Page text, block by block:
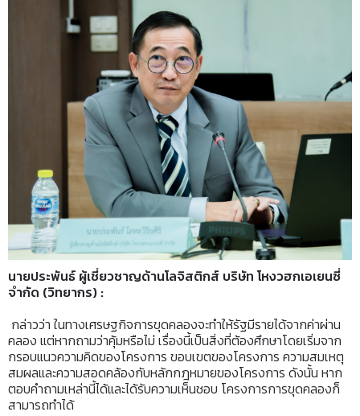
นายประพันธ์ ผู้เชี่ยวชาญด้านโลจิสติกส์ บริษัท โหงวฮกเอเยนซี่
จำกัด (วิทยากร) :
กล่าวว่า ในทางเศรษฐกิจการขุดคลองจะทำให้รัฐมีรายได้จากค่าผ่าน
คลอง แต่หากถามว่าคุ้มหรือไม่ เรื่องนี้เป็นสิ่งที่ต้องศึกษาโดยเริ่มจาก
กรอบแนวความคิดของโครงการ ขอบเขตของโครงการ ความสมเหตุ
สมผลและความสอดคล้องกับหลักกฎหมายของโครงการ ดังนั้น หาก
ตอบคำถามเหล่านี้ได้และได้รับความเห็นชอบ โครงการการขุดคลองก็
สามารถทำได้